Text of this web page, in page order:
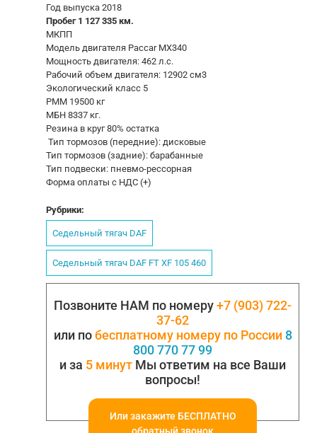
Год выпуска 2018
Пробег 1 127 335 км.
МКПП
Модель двигателя Paccar MX340
Мощность двигателя: 462 л.с.
Рабочий объем двигателя: 12902 см3
Экологический класс 5
РММ 19500 кг
МБН 8337 кг.
Резина в круг 80% остатка
Тип тормозов (передние): дисковые
Тип тормозов (задние): барабанные
Тип подвески: пневмо-рессорная
Форма оплаты с НДС (+)
Рубрики:
Седельный тягач DAF
Седельный тягач DAF FT XF 105 460
Позвоните НАМ по номеру+7 (903) 722-
37-62
или побесплатному номеру по России 8
800 770 77 99
и за 5 минут Мы ответим на все Ваши
вопросы!
Или закажите БЕСПЛАТНО
обратный звонок